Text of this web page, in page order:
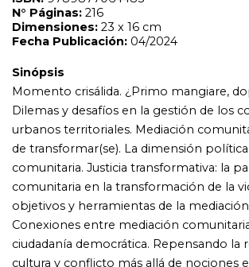
Conexiones entre mediación comunitaria
ciudadanía democrática. Repensando la relación
cultura y conflicto más allá de nociones
Comunitaria. Mediación y prácticas restaurativas.
de paz. Los conflictos sociales en democracias
Activismo y mediación. Una relación compleja.
contexto en tiempos de crisis para la mediación
comunitaria. Comunidad penitenciaria y
desafío a los patrones establecidos. Mediación
comunitaria entre pares. Una comunidad que
consigo misma. Mediación y resolución de
entre el Pueblo Gitano y la Sociedad Mayoritaria.
Municipios restaurativos: una mirada comunitaria e
inclusiva, antes, durante y después del conflicto. A
sombra del limonero. Mediación comunitaria
municipios. La conflictología en el deporte. Los